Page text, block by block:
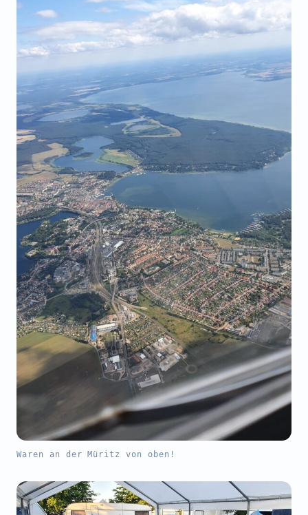
Waren an der Müritz von oben!